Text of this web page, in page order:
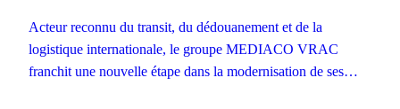
Acteur reconnu du transit, du dédouanement et de la
logistique internationale, le groupe MEDIACO VRAC
franchit une nouvelle étape dans la modernisation de ses